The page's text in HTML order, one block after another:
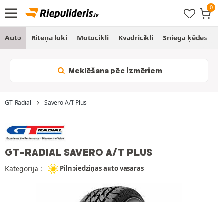
Auto Riteņa loki Motocikli Kvadricikli Sniega ķēdes
Meklēšana pēc izmēriem
GT-Radial Savero A/T Plus
GT-RADIAL SAVERO A/T PLUS
Kategorija : Pilnpiedziņas auto vasaras